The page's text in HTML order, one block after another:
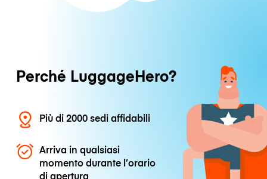
Perché LuggageHero?
Più di 2000 sedi affidabili
Arriva in qualsiasi
momento durante l’orario
di apertura